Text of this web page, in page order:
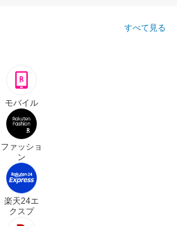
すべて見る
モバイル
ファッショ
ン
楽天24エ
クスプ